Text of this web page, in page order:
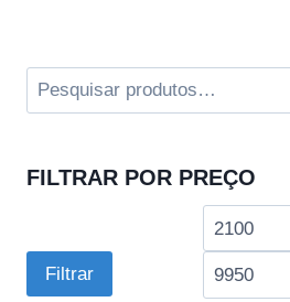
Pesquisar
por:
FILTRAR POR PREÇO
Preço
Filtrar